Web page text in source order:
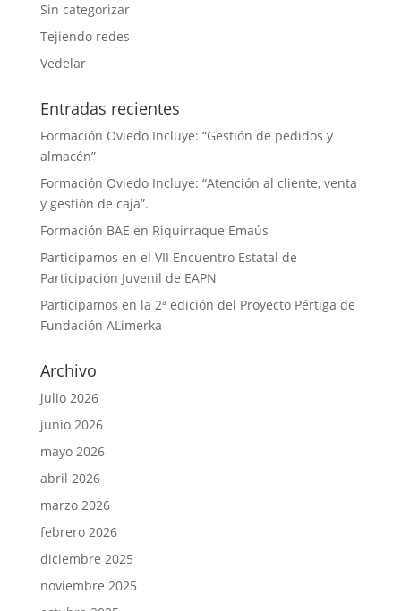
Sin categorizar
Tejiendo redes
Vedelar
Entradas recientes
Formación Oviedo Incluye: “Gestión de pedidos y
almacén”
Formación Oviedo Incluye: “Atención al cliente, venta
y gestión de caja”.
Formación BAE en Riquirraque Emaús
Participamos en el VII Encuentro Estatal de
Participación Juvenil de EAPN
Participamos en la 2ª edición del Proyecto Pértiga de
Fundación ALimerka
Archivo
julio 2026
junio 2026
mayo 2026
abril 2026
marzo 2026
febrero 2026
diciembre 2025
noviembre 2025